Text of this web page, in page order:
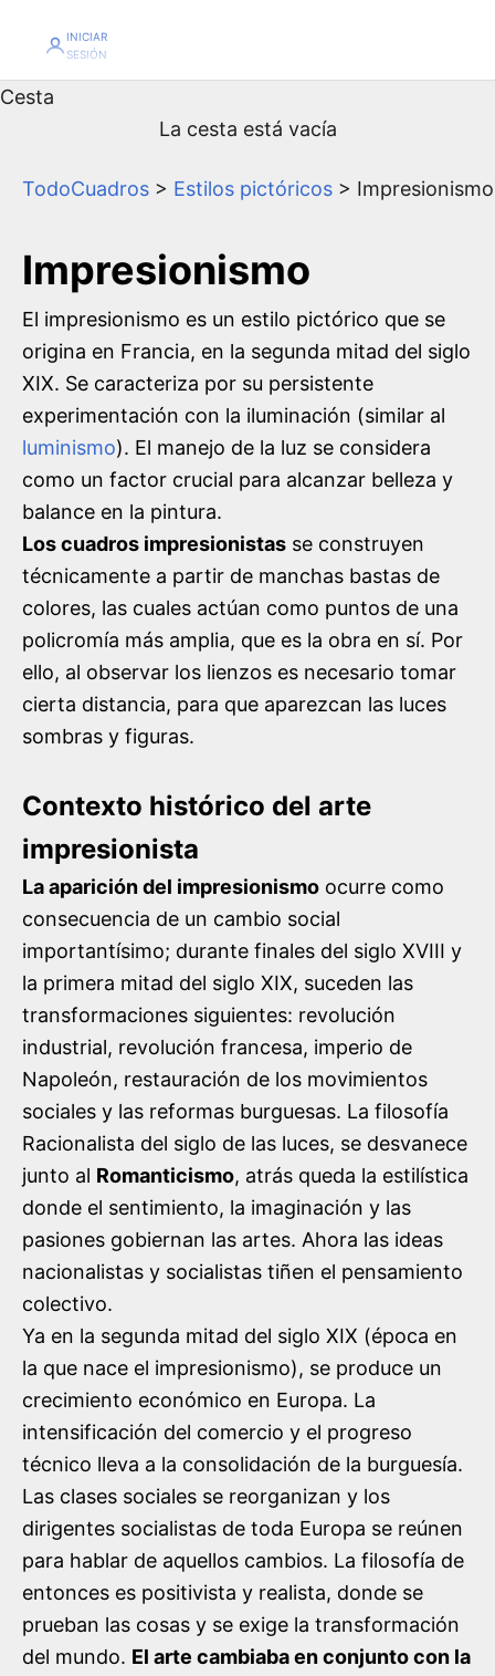
INICIAR
SESIÓN
Cesta
La cesta está vacía
TodoCuadros > Estilos pictóricos > Impresionismo
Impresionismo
El impresionismo es un estilo pictórico que se
origina en Francia, en la segunda mitad del siglo
XIX. Se caracteriza por su persistente
experimentación con la iluminación (similar al
luminismo). El manejo de la luz se considera
como un factor crucial para alcanzar belleza y
balance en la pintura.
Los cuadros impresionistas se construyen
técnicamente a partir de manchas bastas de
colores, las cuales actúan como puntos de una
policromía más amplia, que es la obra en sí. Por
ello, al observar los lienzos es necesario tomar
cierta distancia, para que aparezcan las luces
sombras y figuras.
Contexto histórico del arte
impresionista
La aparición del impresionismo ocurre como
consecuencia de un cambio social
importantísimo; durante finales del siglo XVIII y
la primera mitad del siglo XIX, suceden las
transformaciones siguientes: revolución
industrial, revolución francesa, imperio de
Napoleón, restauración de los movimientos
sociales y las reformas burguesas. La filosofía
Racionalista del siglo de las luces, se desvanece
junto al Romanticismo, atrás queda la estilística
donde el sentimiento, la imaginación y las
pasiones gobiernan las artes. Ahora las ideas
nacionalistas y socialistas tiñen el pensamiento
colectivo.
Ya en la segunda mitad del siglo XIX (época en
la que nace el impresionismo), se produce un
crecimiento económico en Europa. La
intensificación del comercio y el progreso
técnico lleva a la consolidación de la burguesía.
Las clases sociales se reorganizan y los
dirigentes socialistas de toda Europa se reúnen
para hablar de aquellos cambios. La filosofía de
entonces es positivista y realista, donde se
prueban las cosas y se exige la transformación
del mundo. El arte cambiaba en conjunto con la